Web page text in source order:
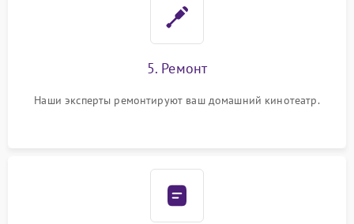
5. Ремонт
Наши эксперты ремонтируют ваш домашний кинотеатр.